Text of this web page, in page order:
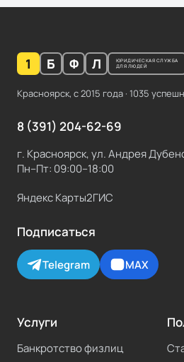
1 Б Ф Л
ЮРИДИЧЕСКАЯ СЛУЖБА
ДЛЯ ЛЮДЕЙ
Красноярск, с2015 года · 1035
8 (391) 204-62-69
г. Красноярск, ул. Андрея
Пн–Пт: 09:00–18:00
Яндекс Карты2ГИС
Подписаться
Telegram MAX
Услуги
Банкротство физлиц